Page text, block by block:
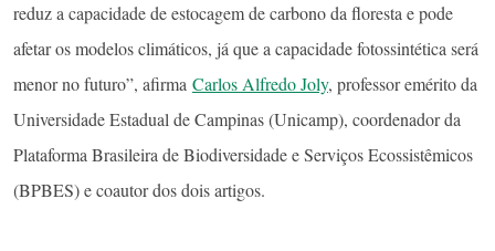
reduz a capacidade de estocagem de carbono da floresta e pode
afetar os modelos climáticos, já que a capacidade fotossintética será
menor no futuro”, afirma Carlos Alfredo Joly, professor emérito da
Universidade Estadual de Campinas (Unicamp), coordenador da
Plataforma Brasileira de Biodiversidade e Serviços Ecossistêmicos
(BPBES) e coautor dos dois artigos.